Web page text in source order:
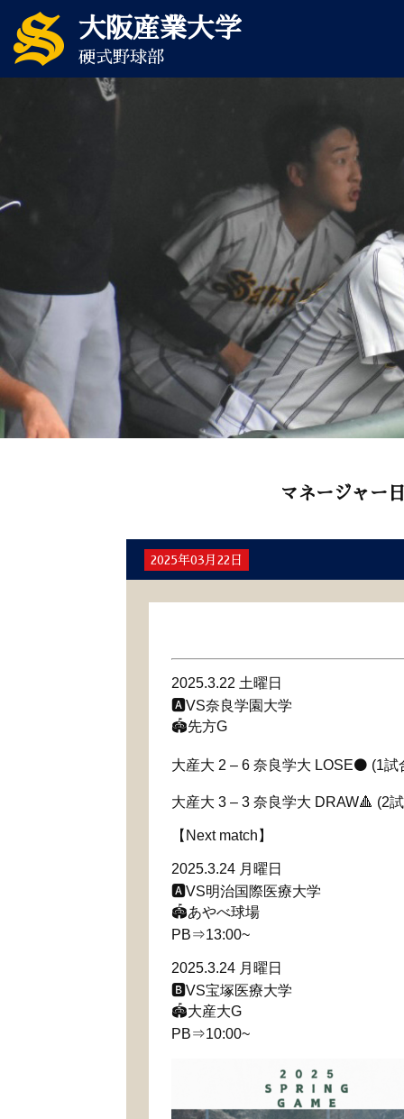
大阪産業大学
硬式野球部
マネージャー
2025年03月22日
2025.3.22 土曜日
🅰️VS奈良学園大学
🏟️先方G
大産大 2 – 6 奈良学大 LOSE⚫️ (1
大産大 3 – 3 奈良学大 DRAW🔺 (2
【Next match】
2025.3.24 月曜日
🅰️VS明治国際医療大学
🏟️あやべ球場
PB⇒13:00~
2025.3.24 月曜日
🅱️VS宝塚医療大学
🏟️大産大G
PB⇒10:00~